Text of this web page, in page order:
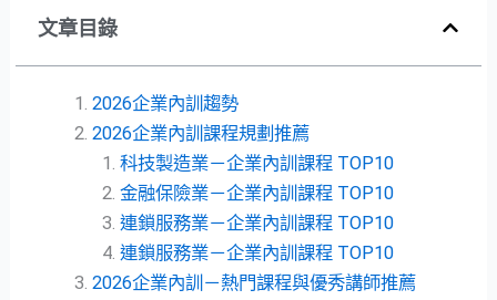
文章目錄
2026企業內訓趨勢
2026企業內訓課程規劃推薦
科技製造業－企業內訓課程 TOP10
金融保險業－企業內訓課程 TOP10
連鎖服務業－企業內訓課程 TOP10
連鎖服務業－企業內訓課程 TOP10
2026企業內訓－熱門課程與優秀講師推薦